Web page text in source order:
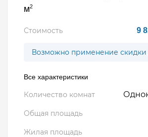
м2
Стоимость 9
Возможно применение скидки
Все характеристики
Количество комнат
Общая площадь
Жилая площадь